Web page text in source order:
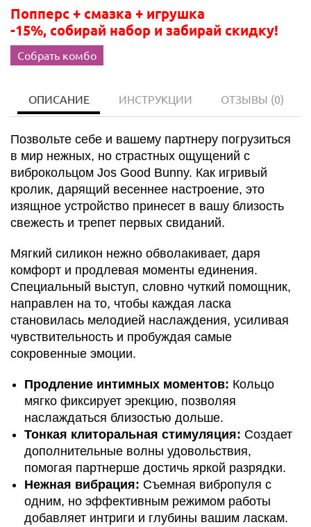
Попперс + смазка + игрушка
-15%, собирай набор и забирай скидку!
Собрать комбо
ОПИСАНИЕ ИНСТРУКЦИИ ОТЗЫВЫ (0)
Позвольте себе и вашему партнеру погрузиться
в мир нежных, но страстных ощущений с
виброкольцом Jos Good Bunny. Как игривый
кролик, дарящий весеннее настроение, это
изящное устройство принесет в вашу близость
свежесть и трепет первых свиданий.
Мягкий силикон нежно обволакивает, даря
комфорт и продлевая моменты единения.
Специальный выступ, словно чуткий помощник,
направлен на то, чтобы каждая ласка
становилась мелодией наслаждения, усиливая
чувствительность и пробуждая самые
сокровенные эмоции.
Продление интимных моментов: Кольцо
мягко фиксирует эрекцию, позволяя
наслаждаться близостью дольше.
Тонкая клиторальная стимуляция: Создает
дополнительные волны удовольствия,
помогая партнерше достичь яркой разрядки.
Нежная вибрация: Съемная вибропуля с
одним, но эффективным режимом работы
добавляет интриги и глубины вашим ласкам.